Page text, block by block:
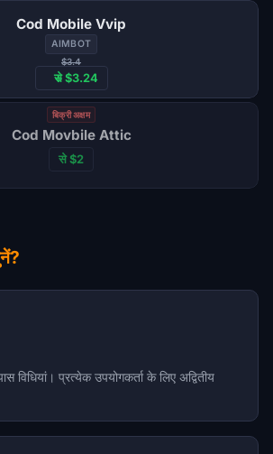
Cod Mobile Vvip
AIMBOT
$3.4
से $3.24
बिक्री अक्षम
Cod Movbile Attic
से $2
विधियां। प्रत्येक उपयोगकर्ता के लिए अद्वितीय